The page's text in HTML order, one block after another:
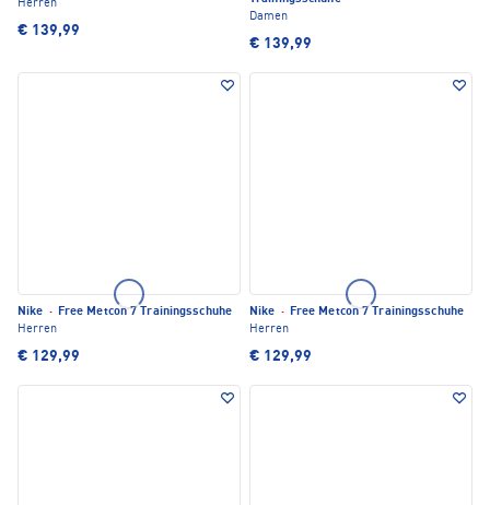
Herren
€ 139,99
Damen
€ 139,99
Nike · Free Metcon 7 Trainingsschuhe
Herren
€ 129,99
Nike · Free Metcon 7 Trainingsschuhe
Herren
€ 129,99